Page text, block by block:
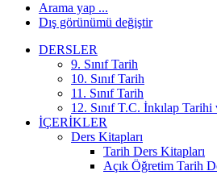
Arama yap ...
Dış görünümü değiştir
DERSLER
9. Sınıf Tarih
10. Sınıf Tarih
11. Sınıf Tarih
12. Sınıf T.C. İnkılap
İÇERIKLER
Ders Kitapları
Tarih Ders Kitapları
Açık Öğretim Tarih